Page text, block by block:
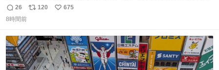
母の郷… 山梨へ遊びに行くのが楽しみでした 母の実家へ 1
ヶ月近く泊まって … … 今の私は 医療従事者 お盆休み？ﾅﾆ
景 淡い記憶 そんな思い出の風景… ありますか？
返
信
26
リ
ト
数
120
い
数
675
8時間前